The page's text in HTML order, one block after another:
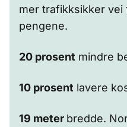
mer trafikksikker vei
pengene.
20 prosent mindre
10 prosent lavere
19 meter bredde.